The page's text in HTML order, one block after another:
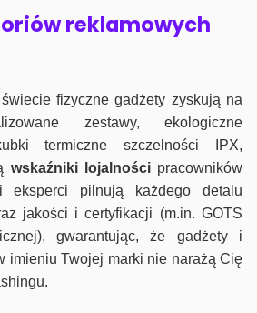
reklamowych
fizyczne gadżety zyskują na
zestawy, ekologiczne
termiczne szczelności IPX,
wskaźniki lojalnościpracowników
eksperci pilnują każdego detalu
jakości i certyfikacji (m.in. GOTS
gwarantując, że gadżety i
imieniu Twojej marki nie narażą Cię